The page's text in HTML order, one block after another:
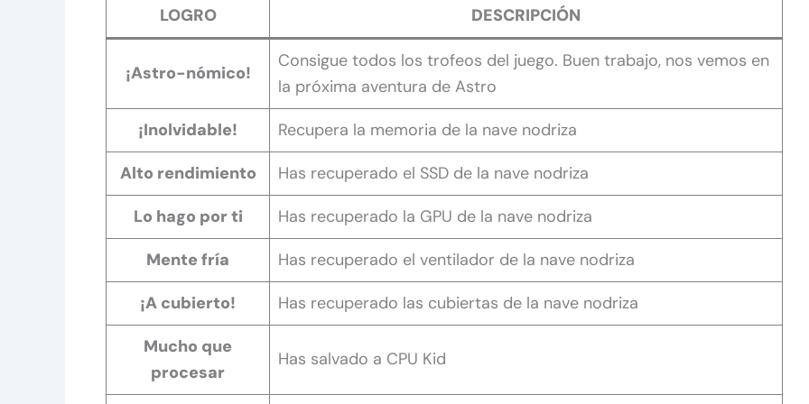
LOGRO DESCRIPCIÓN
¡Astro-nómico!
Consigue todos los trofeos del juego. Buen trabajo, nos vemos en
la próxima aventura de Astro
¡Inolvidable!
Recupera la memoria de la nave nodriza
Alto rendimiento
Has recuperado el SSD de la nave nodriza
Lo hago por ti
Has recuperado la GPU de la nave nodriza
Mente fría
Has recuperado el ventilador de la nave nodriza
¡A cubierto!
Has recuperado las cubiertas de la nave nodriza
Mucho que
procesar
Has salvado a CPU Kid